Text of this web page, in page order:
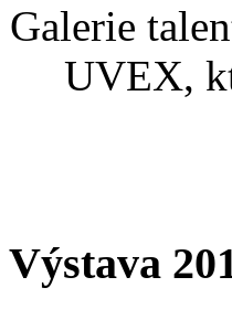
Galerie
UVEX,
Výstava